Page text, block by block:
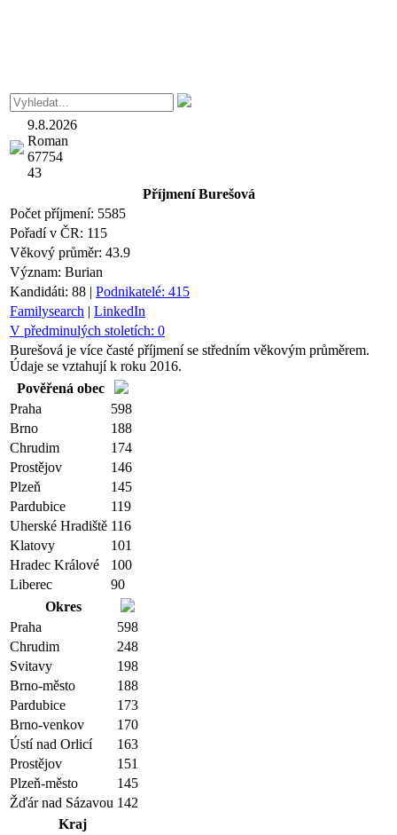
9.8.2026
Roman
67754
43
PříjmeníBurešová
Počet příjmení: 5585
Pořadí v ČR: 115
Věkový průměr: 43.9
Význam: Burian
Kandidáti: 88 | Podnikatelé: 415
Familysearch | LinkedIn
V předminulých stoletích: 0
Burešová je více časté příjmení se středním věkovým průměrem.
Údaje se vztahují k roku 2016.
Pověřená obec
Praha
598
Brno
188
Chrudim
174
Prostějov
146
Plzeň
145
Pardubice
119
Uherské Hradiště 116
Klatovy
101
Hradec Králové
100
Liberec
90
Okres
Praha
598
Chrudim
248
Svitavy
198
Brno-město
188
Pardubice
173
Brno-venkov
170
Ústí nad Orlicí
163
Prostějov
151
Plzeň-město
145
Žďár nad Sázavou 142
Kraj